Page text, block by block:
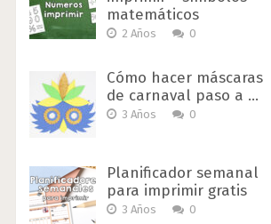
matemáticos
2 Años 0
Cómo hacer máscaras
de carnaval paso a …
3 Años 0
Planificador semanal
para imprimir gratis
3 Años 0